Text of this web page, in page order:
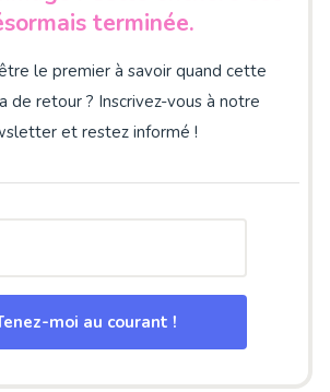
terminée.
le premier à savoir quand cette
de retour ? Inscrivez-vous à notre
et restez informé !
moi au courant !